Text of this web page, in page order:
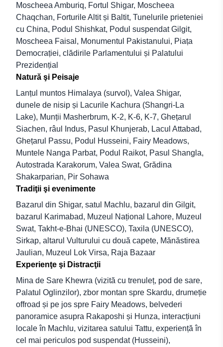
Moscheea Amburiq, Fortul Shigar, Moscheea
Chaqchan, Forturile Altit și Baltit, Tunelurile prieteniei
cu China, Podul Shishkat, Podul suspendat Gilgit,
Moscheea Faisal, Monumentul Pakistanului, Piața
Democrației, clădirile Parlamentului și Palatului
Prezidențial
Natură şi Peisaje
Lanțul muntos Himalaya (survol), Valea Shigar,
dunele de nisip și Lacurile Kachura (Shangri-La
Lake), Munții Masherbrum, K-2, K-6, K-7, Ghețarul
Siachen, râul Indus, Pasul Khunjerab, Lacul Attabad,
Ghețarul Passu, Podul Husseini, Fairy Meadows,
Muntele Nanga Parbat, Podul Raikot, Pasul Shangla,
Autostrada Karakorum, Valea Swat, Grădina
Shakarparian, Pir Sohawa
Tradiţii şi evenimente
Bazarul din Shigar, satul Machlu, bazarul din Gilgit,
bazarul Karimabad, Muzeul Național Lahore, Muzeul
Swat, Takht-e-Bhai (UNESCO), Taxila (UNESCO),
Sirkap, altarul Vulturului cu două capete, Mănăstirea
Jaulian, Muzeul Lok Virsa, Raja Bazaar
Experienţe şi Distracţii
Mina de Sare Khewra (vizită cu trenuleț, pod de sare,
Palatul Oglinzilor), zbor montan spre Skardu, drumeție
offroad și pe jos spre Fairy Meadows, belvederi
panoramice asupra Rakaposhi și Hunza, interacțiuni
locale în Machlu, vizitarea satului Tattu, experiență în
cel mai periculos pod suspendat (Husseini),